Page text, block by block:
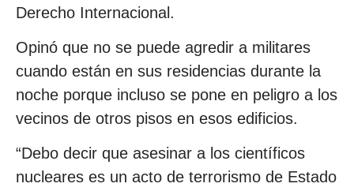
Derecho Internacional.
Opinó que no se puede agredir a militares
cuando están en sus residencias durante la
noche porque incluso se pone en peligro a los
vecinos de otros pisos en esos edificios.
“Debo decir que asesinar a los científicos
nucleares es un acto de terrorismo de Estado